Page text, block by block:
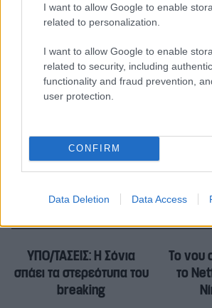
I want to allow Google to enable
related to personalization.
I want to allow Google to enable
related to security, including
functionality and fraud prevention,
user protection.
CONFIRM
Data Deletion Data Access
Καλημέρα Ελλάδα, σου
Παπαδάκης: Οι αντιδράσεις
επιμονή του ΑΝΤ1 στον
ΥΠΟ/ΤΑΣΕΙΣ: Η Σόνια
σπάει τα στερεότυπα του
breaking
Το νου
το